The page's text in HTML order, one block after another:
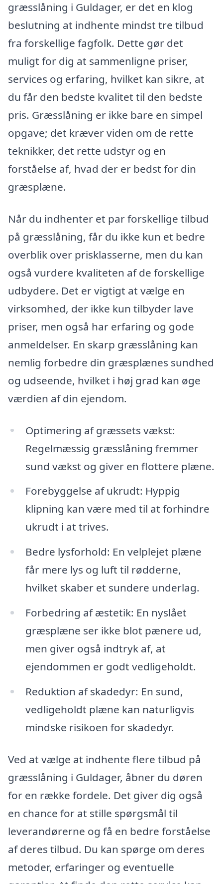
græsslåning i Guldager, er det en klog
beslutning at indhente mindst tre tilbud
fra forskellige fagfolk. Dette gør det
muligt for dig at sammenligne priser,
services og erfaring, hvilket kan sikre, at
du får den bedste kvalitet til den bedste
pris. Græsslåning er ikke bare en simpel
opgave; det kræver viden om de rette
teknikker, det rette udstyr og en
forståelse af, hvad der er bedst for din
græsplæne.
Når du indhenter et par forskellige tilbud
på græsslåning, får du ikke kun et bedre
overblik over prisklasserne, men du kan
også vurdere kvaliteten af de forskellige
udbydere. Det er vigtigt at vælge en
virksomhed, der ikke kun tilbyder lave
priser, men også har erfaring og gode
anmeldelser. En skarp græsslåning kan
nemlig forbedre din græsplænes sundhed
og udseende, hvilket i høj grad kan øge
værdien af din ejendom.
Optimering af græssets vækst:
Regelmæssig græsslåning fremmer
sund vækst og giver en flottere plæne.
Forebyggelse af ukrudt: Hyppig
klipning kan være med til at forhindre
ukrudt i at trives.
Bedre lysforhold: En velplejet plæne
får mere lys og luft til rødderne,
hvilket skaber et sundere underlag.
Forbedring af æstetik: En nyslået
græsplæne ser ikke blot pænere ud,
men giver også indtryk af, at
ejendommen er godt vedligeholdt.
Reduktion af skadedyr: En sund,
vedligeholdt plæne kan naturligvis
mindske risikoen for skadedyr.
Ved at vælge at indhente flere tilbud på
græsslåning i Guldager, åbner du døren
for en række fordele. Det giver dig også
en chance for at stille spørgsmål til
leverandørerne og få en bedre forståelse
af deres tilbud. Du kan spørge om deres
metoder, erfaringer og eventuelle